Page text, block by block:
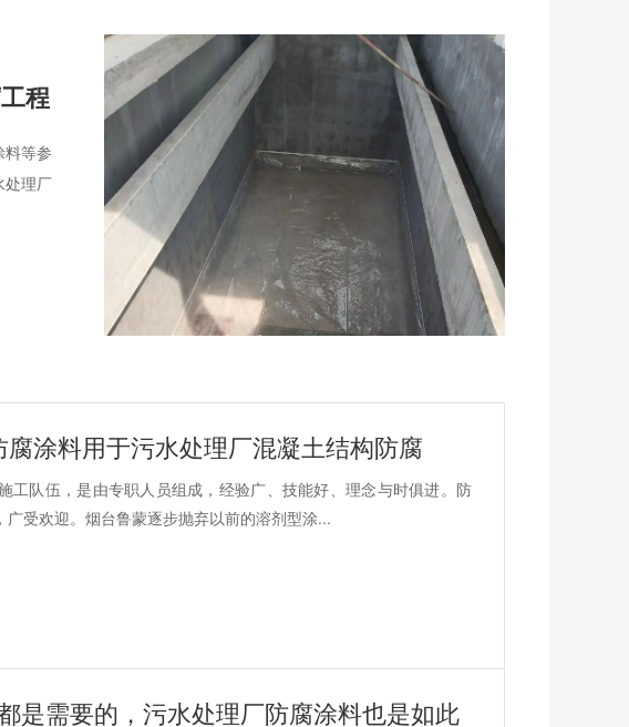
程
等参
处理厂
涂料用于污水处理厂混凝土结构防腐
工队伍，是由专职人员组成，经验广、技能好、理念与时俱进。防
受欢迎。烟台鲁蒙逐步抛弃以前的溶剂型涂...
是需要的，污水处理厂防腐涂料也是如此